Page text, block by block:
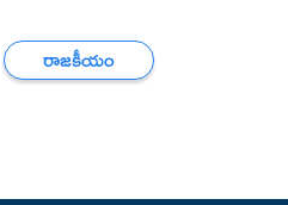
రాజకీయం